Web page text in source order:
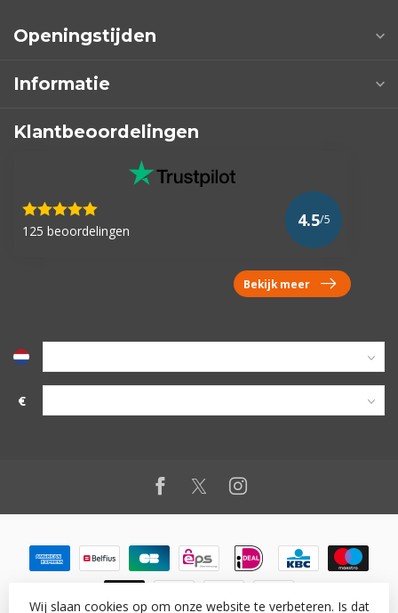
Openingstijden
Informatie
Klantbeoordelingen
125 beoordelingen
4.5/5
Bekijk meer
€
Wij slaan cookies op om onze website te verbeteren. Is dat